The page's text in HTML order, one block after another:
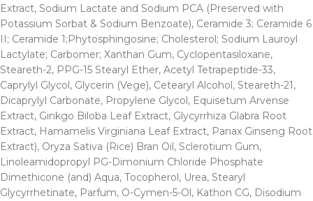
Extract, Sodium Lactate and Sodium PCA (Preserved with
Potassium Sorbat & Sodium Benzoate), Ceramide 3; Ceramide 6
II; Ceramide 1;Phytosphingosine; Cholesterol; Sodium Lauroyl
Lactylate; Carbomer; Xanthan Gum, Cyclopentasiloxane,
Steareth-2, PPG-15 Stearyl Ether, Acetyl Tetrapeptide-33,
Caprylyl Glycol, Glycerin (Vege), Cetearyl Alcohol, Steareth-21,
Dicaprylyl Carbonate, Propylene Glycol, Equisetum Arvense
Extract, Ginkgo Biloba Leaf Extract, Glycyrrhiza Glabra Root
Extract, Hamamelis Virginiana Leaf Extract, Panax Ginseng Root
Extract), Oryza Sativa (Rice) Bran Oil, Sclerotium Gum,
Linoleamidopropyl PG-Dimonium Chloride Phosphate
Dimethicone (and) Aqua, Тосоpherol, Urea, Stearyl
Glycyrrhetinate, Parfum, O-Cymen-5-Ol, Kathon CG, Disodium